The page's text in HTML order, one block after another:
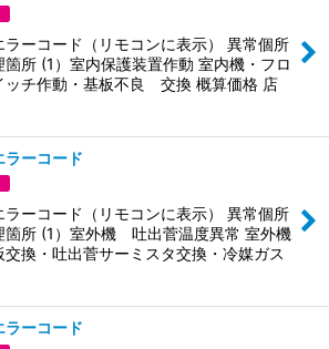
ラーコード（リモコンに表示） 異常個所
箇所 (1）室内保護装置作動 室内機・フロ
ッチ作動・基板不良 交換 概算価格 店
ラーコード
ラーコード（リモコンに表示） 異常個所
箇所 (1）室外機 吐出菅温度異常 室外機
交換・吐出菅サーミスタ交換・冷媒ガス
ラーコード